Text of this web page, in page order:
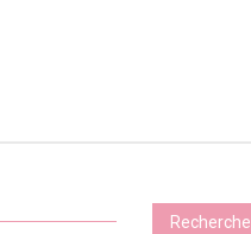
Recherche